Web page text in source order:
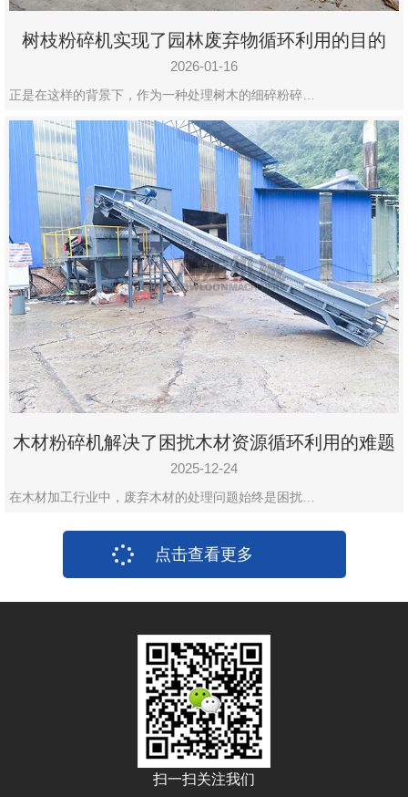
树枝粉碎机实现了园林废弃物循环利用的目的
2026-01-16
正是在这样的背景下，作为一种处理树木的细碎粉碎…
木材粉碎机解决了困扰木材资源循环利用的难题
2025-12-24
在木材加工行业中，废弃木材的处理问题始终是困扰…
点击查看更多
扫一扫关注我们